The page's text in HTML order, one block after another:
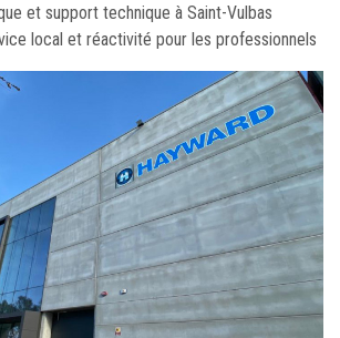
et support technique à Saint-Vulbas
local et réactivité pour les professionnels